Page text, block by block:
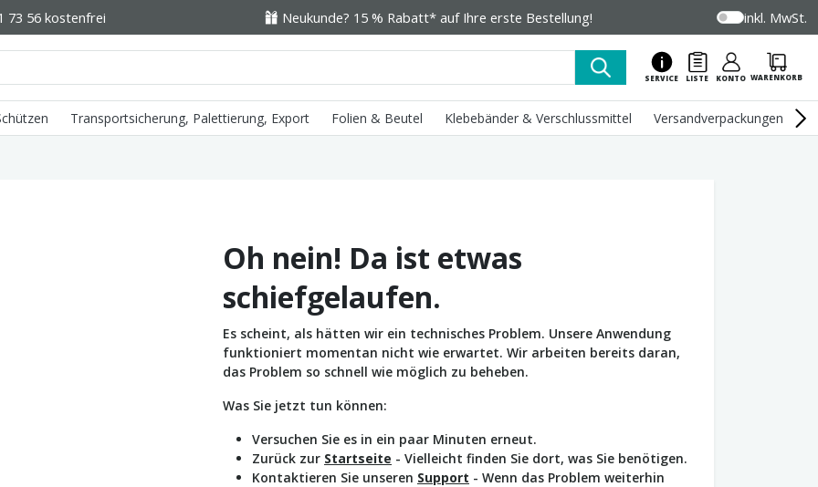
73 56 kostenfrei Neukunde? 15 % Rabatt* auf Ihre erste Bestellung! inkl. MwSt.
SERVICE LISTE KONTO WARENKORB
Transportsicherung, Palettierung, Export Folien & Beutel Klebebänder & Verschlussmittel Versandverpackungen
Oh nein! Da ist etwas
schiefgelaufen.
Es scheint, als hätten wir ein technisches Problem. Unsere Anwendung
funktioniert momentan nicht wie erwartet. Wir arbeiten bereits daran,
das Problem so schnell wie möglich zu beheben.
Was Sie jetzt tun können:
Versuchen Sie es in ein paar Minuten erneut.
Zurück zur Startseite - Vielleicht finden Sie dort, was Sie benötigen.
Kontaktieren Sie unseren Support - Wenn das Problem weiterhin